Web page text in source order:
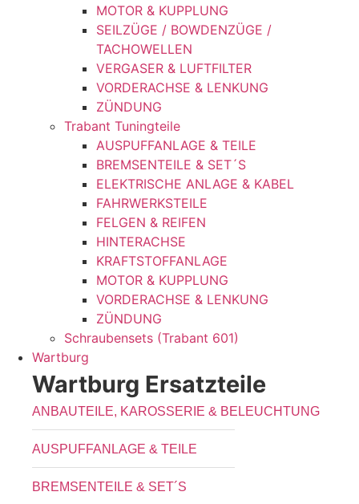
MOTOR & KUPPLUNG
SEILZÜGE / BOWDENZÜGE /
TACHOWELLEN
VERGASER & LUFTFILTER
VORDERACHSE & LENKUNG
ZÜNDUNG
Trabant Tuningteile
AUSPUFFANLAGE & TEILE
BREMSENTEILE & SET´S
ELEKTRISCHE ANLAGE & KABEL
FAHRWERKSTEILE
FELGEN & REIFEN
HINTERACHSE
KRAFTSTOFFANLAGE
MOTOR & KUPPLUNG
VORDERACHSE & LENKUNG
ZÜNDUNG
Schraubensets (Trabant 601)
Wartburg
Wartburg Ersatzteile
ANBAUTEILE, KAROSSERIE & BELEUCHTUNG
AUSPUFFANLAGE & TEILE
BREMSENTEILE & SET´S